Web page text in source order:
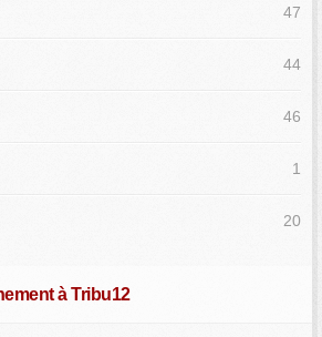
47
44
46
1
20
à Tribu12